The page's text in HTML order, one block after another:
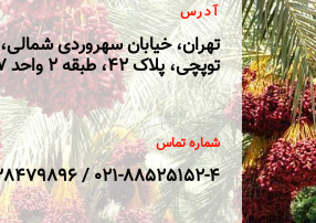
آدرس
تهران، خیابان سهروردی
توپچی، پلاک 42، طبقه 2 واحد 7
شماره تماس
021-88525152-4 / 09128479896